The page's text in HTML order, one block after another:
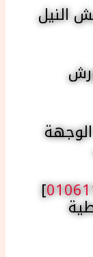
النيل
]